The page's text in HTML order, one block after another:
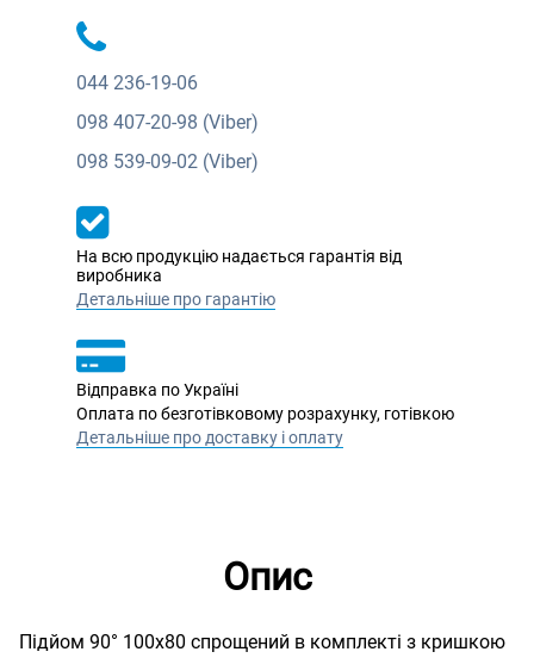
044 236-19-06
098 407-20-98 (Viber)
098 539-09-02 (Viber)
На всю продукцію надається гарантія від
виробника
Детальніше про гарантію
Відправка по Україні
Оплата по безготівковому розрахунку, готівкою
Детальніше про доставку і оплату
Опис
Підйом 90° 100х80 спрощений в комплекті з кришкою